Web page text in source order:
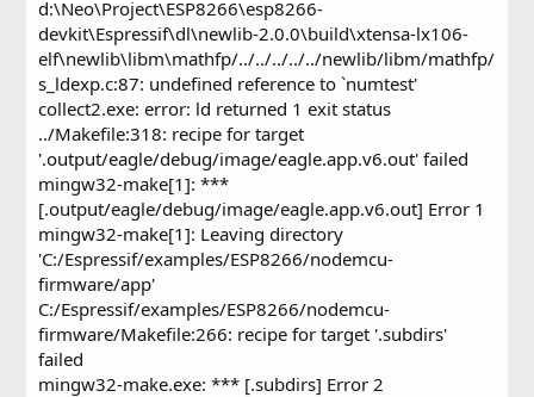
d:\Neo\Project\ESP8266\esp8266-
devkit\Espressif\dl\newlib-2.0.0\build\xtensa-lx106-
elf\newlib\libm\mathfp/../../../../../newlib/libm/mathfp/
s_ldexp.c:87: undefined reference to `numtest'
collect2.exe: error: ld returned 1 exit status
../Makefile:318: recipe for target
'.output/eagle/debug/image/eagle.app.v6.out' failed
mingw32-make[1]: ***
[.output/eagle/debug/image/eagle.app.v6.out] Error 1
mingw32-make[1]: Leaving directory
'C:/Espressif/examples/ESP8266/nodemcu-
firmware/app'
C:/Espressif/examples/ESP8266/nodemcu-
firmware/Makefile:266: recipe for target '.subdirs'
failed
mingw32-make.exe: *** [.subdirs] Error 2